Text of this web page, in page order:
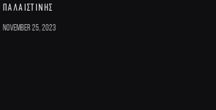
Παλαιστίνης
November 25, 2023